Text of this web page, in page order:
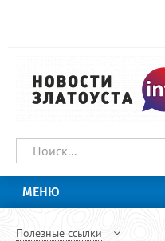
МЕНЮ
Полезные ссылки